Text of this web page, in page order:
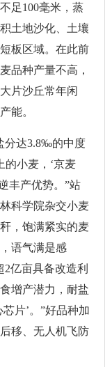
足100毫米，蒸
土地沙化、土壤
板区域。在此前
品种产量不高，
片沙丘常年闲
能。
达3.8‰的中度
的小麦，‘京麦
丰产优势。”站
科学院杂交小麦
，饱满紧实的麦
语气满是感
亿亩具备改造利
增产潜力，耐盐
片’。”好品种加
移、无人机飞防